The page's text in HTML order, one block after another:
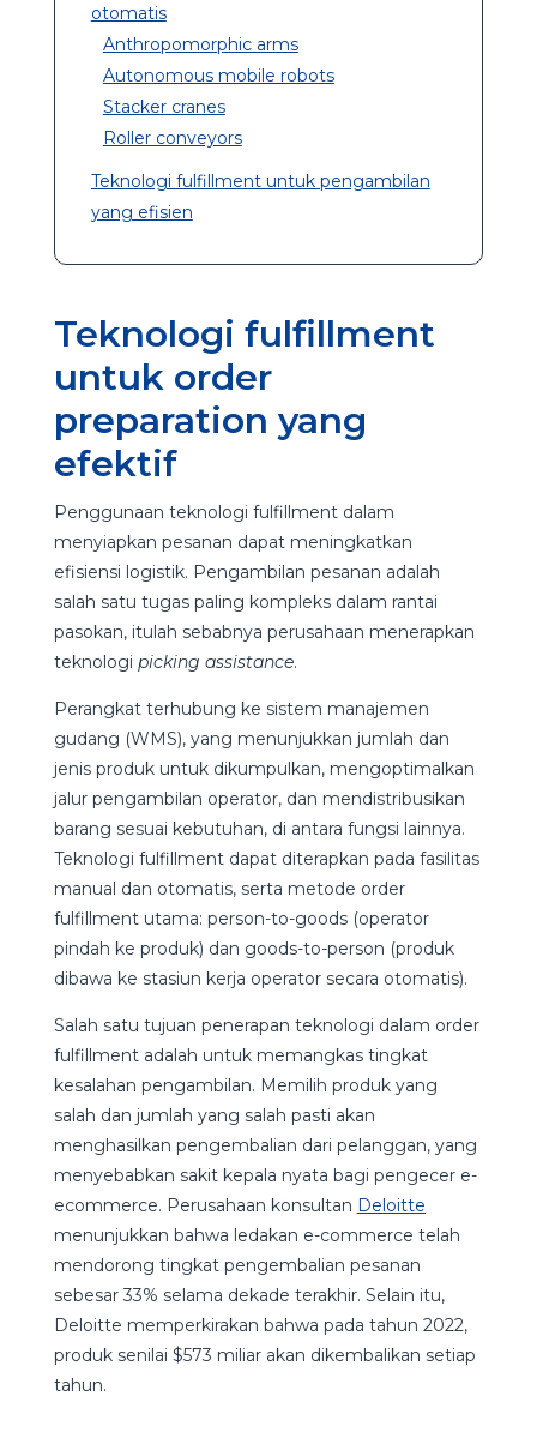
otomatis
Anthropomorphic arms
Autonomous mobile robots
Stacker cranes
Roller conveyors
Teknologi fulfillment untuk pengambilan
yang efisien
Teknologi fulfillment
untuk order
preparation yang
efektif
Penggunaan teknologi fulfillment dalam
menyiapkan pesanan dapat meningkatkan
efisiensi logistik. Pengambilan pesanan adalah
salah satu tugas paling kompleks dalam rantai
pasokan, itulah sebabnya perusahaan menerapkan
teknologi picking assistance.
Perangkat terhubung ke sistem manajemen
gudang (WMS), yang menunjukkan jumlah dan
jenis produk untuk dikumpulkan, mengoptimalkan
jalur pengambilan operator, dan mendistribusikan
barang sesuai kebutuhan, di antara fungsi lainnya.
Teknologi fulfillment dapat diterapkan pada fasilitas
manual dan otomatis, serta metode order
fulfillment utama: person-to-goods (operator
pindah ke produk) dan goods-to-person (produk
dibawa ke stasiun kerja operator secara otomatis).
Salah satu tujuan penerapan teknologi dalam order
fulfillment adalah untuk memangkas tingkat
kesalahan pengambilan. Memilih produk yang
salah dan jumlah yang salah pasti akan
menghasilkan pengembalian dari pelanggan, yang
menyebabkan sakit kepala nyata bagi pengecer e-
ecommerce. Perusahaan konsultan Deloitte
menunjukkan bahwa ledakan e-commerce telah
mendorong tingkat pengembalian pesanan
sebesar 33% selama dekade terakhir. Selain itu,
Deloitte memperkirakan bahwa pada tahun 2022,
produk senilai $573 miliar akan dikembalikan setiap
tahun.